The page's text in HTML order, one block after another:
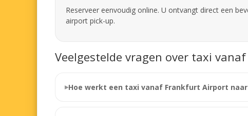
Reserveer eenvoudig online. U ontvangt direct een
airport pick-up.
Veelgestelde vragen over taxi
Hoe werkt een taxi vanaf Frankfurt Airport naar